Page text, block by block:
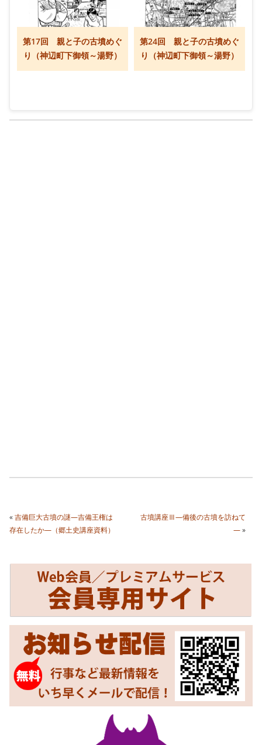
第17回 親と子の古墳めぐ
り（神辺町下御領～湯野）
第24回 親と子の古墳めぐ
り（神辺町下御領～湯野）
«吉備巨大古墳の謎―吉備王権は
存在したか―（郷土史講座資料）
古墳講座Ⅲ―備後の古墳を訪ねて
―»